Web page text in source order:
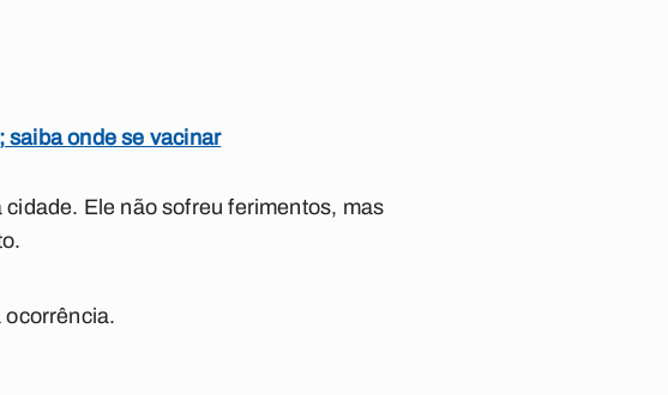
saiba onde se vacinar
Ele não sofreu ferimentos, mas
ocorrência.